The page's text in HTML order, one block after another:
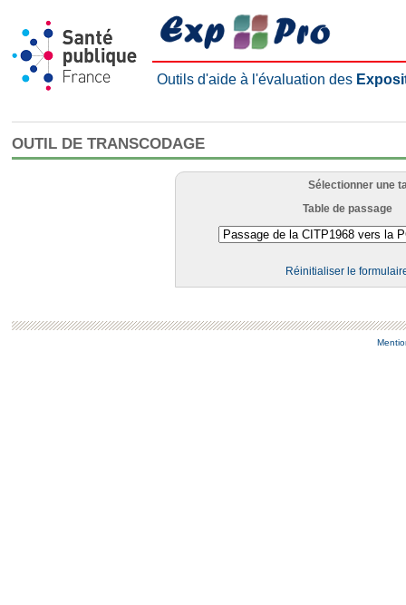
Outils d'aide à l'évaluation des
OUTIL DE TRANSCODAGE
Sélectionner une
Table de passage
Réinitialiser le